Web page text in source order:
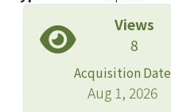
Views
8
Acquisition Date
Aug 1, 2026